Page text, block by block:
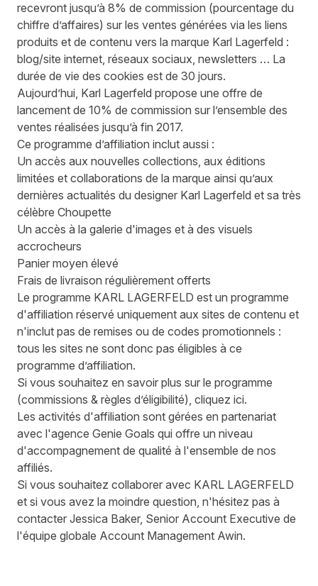
recevront jusqu’à 8% de commission (pourcentage du
chiffre d’affaires) sur les ventes générées via les liens
produits et de contenu vers la marque Karl Lagerfeld :
blog/site internet, réseaux sociaux, newsletters … La
durée de vie des cookies est de 30 jours.
Aujourd’hui, Karl Lagerfeld propose une offre de
lancement de 10% de commission sur l’ensemble des
ventes réalisées jusqu’à fin 2017.
Ce programme d’affiliation inclut aussi :
Un accès aux nouvelles collections, aux éditions
limitées et collaborations de la marque ainsi qu’aux
dernières actualités du designer Karl Lagerfeld et sa très
célèbre Choupette
Un accès à la galerie d'images et à des visuels
accrocheurs
Panier moyen élevé
Frais de livraison régulièrement offerts
Le programme KARL LAGERFELD est un programme
d'affiliation réservé uniquement aux sites de contenu et
n'inclut pas de remises ou de codes promotionnels :
tous les sites ne sont donc pas éligibles à ce
programme d’affiliation.
Si vous souhaitez en savoir plus sur le programme
(commissions & règles d’éligibilité), cliquez ici.
Les activités d'affiliation sont gérées en partenariat
avec l'agence Genie Goals qui offre un niveau
d'accompagnement de qualité à l'ensemble de nos
affiliés.
Si vous souhaitez collaborer avec KARL LAGERFELD
et si vous avez la moindre question, n'hésitez pas à
contacter Jessica Baker, Senior Account Executive de
l'équipe globale Account Management Awin.